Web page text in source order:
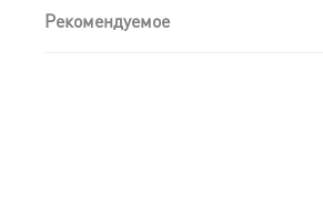
Рекомендуемое